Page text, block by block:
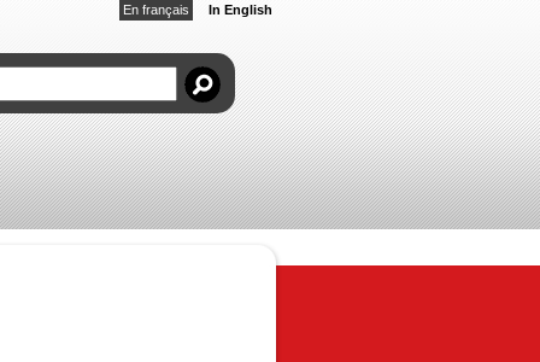
En français In English